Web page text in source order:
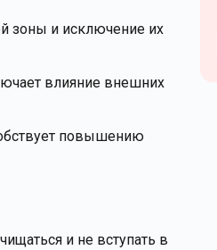
зоны и исключение их
влияние внешних
повышению
и не вступать в